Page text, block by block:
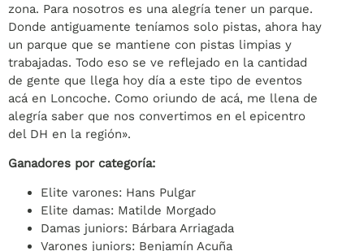
zona. Para nosotros es una alegría tener un parque.
Donde antiguamente teníamos solo pistas, ahora hay
un parque que se mantiene con pistas limpias y
trabajadas. Todo eso se ve reflejado en la cantidad
de gente que llega hoy día a este tipo de eventos
acá en Loncoche. Como oriundo de acá, me llena de
alegría saber que nos convertimos en el epicentro
del DH en la región».
Ganadores por categoría:
Elite varones: Hans Pulgar
Elite damas: Matilde Morgado
Damas juniors: Bárbara Arriagada
Varones juniors: Benjamín Acuña